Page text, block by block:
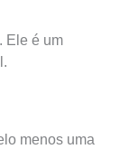
Ele é um
menos uma